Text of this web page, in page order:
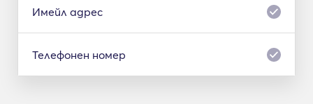
Имейл адрес
Телефонен номер